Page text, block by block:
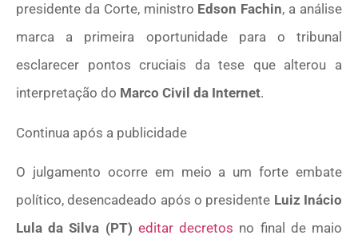
presidente da Corte, ministro Edson Fachin, a análise
marca a primeira oportunidade para o tribunal
esclarecer pontos cruciais da tese que alterou a
interpretação do Marco Civil da Internet.
Continua após a publicidade
O julgamento ocorre em meio a um forte embate
político, desencadeado após o presidente Luiz Inácio
Lula da Silva (PT) editar decretos no final de maio